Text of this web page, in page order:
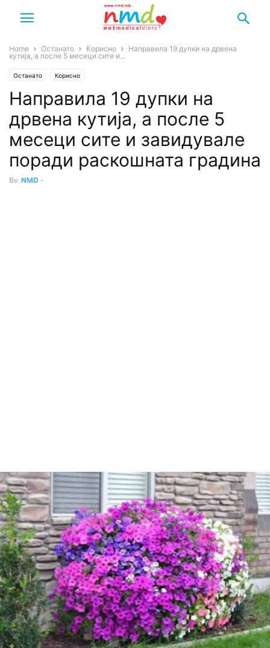
Home Останато Корисно
Направила 19 дупки на дрвена
кутија, а после 5 месеци сите и...
Останато Корисно
Направила 19 дупки на
дрвена кутија, а после 5
месеци сите и завидувале
поради раскошната градина
By NMD -